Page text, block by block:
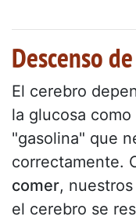
Descenso
El cerebro
la glucosa
"gasolina" que
correctamente.
comer,
el cerebro se